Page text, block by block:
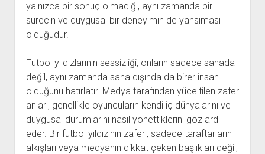
yalnızca bir sonuç olmadığı, aynı zamanda bir
sürecin ve duygusal bir deneyimin de yansıması
olduğudur.
Futbol yıldızlarının sessizliği, onların sadece sahada
değil, aynı zamanda saha dışında da birer insan
olduğunu hatırlatır. Medya tarafından yüceltilen zafer
anları, genellikle oyuncuların kendi iç dünyalarını ve
duygusal durumlarını nasıl yönettiklerini göz ardı
eder. Bir futbol yıldızının zaferi, sadece taraftarların
alkışları veya medyanın dikkat çeken başlıkları değil,